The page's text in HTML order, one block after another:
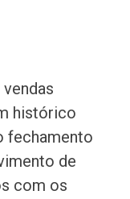
histórico
fechamento
de
com os